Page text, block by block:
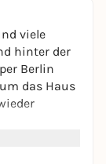
viele
hinter der
Berlin
das Haus
nicht auf